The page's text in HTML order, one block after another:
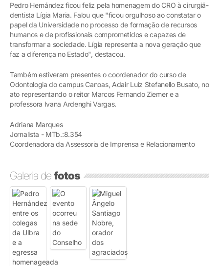
Pedro Hernández ficou feliz pela homenagem do CRO à cirurgiã-
dentista Lígia Maria. Falou que "ficou orgulhoso ao constatar o
papel da Universidade no processo de formação de recursos
humanos e de profissionais comprometidos e capazes de
transformar a sociedade. Lígia representa a nova geração que
faz a diferença no Estado", destacou.
Também estiveram presentes o coordenador do curso de
Odontologia do campus Canoas, Adair Luiz Stefanello Busato, no
ato representando o reitor Marcos Fernando Ziemer e a
professora Ivana Ardenghi Vargas.
Adriana Marques
Jornalista - MTb.:8.354
Coordenadora da Assessoria de Imprensa e Relacionamento
Galeria defotos